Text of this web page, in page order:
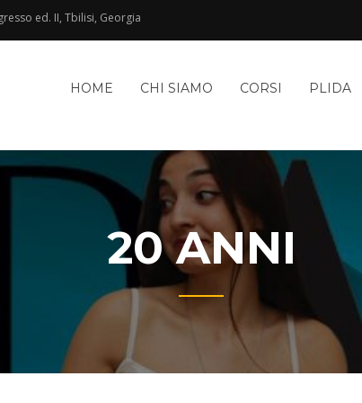
ed. II, Tbilisi, Georgia
HOME CHI SIAMO CORSI PLIDA
20 ANNI